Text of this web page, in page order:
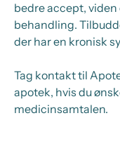
bedre accept,
behandling.
der har en kronisk
Tag kontakt til
apotek, hvis du
medicinsamtalen.